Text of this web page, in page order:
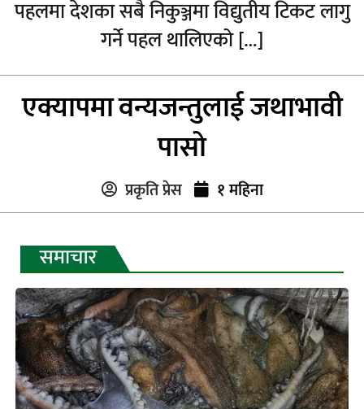
पहलमा देशका सबै निकुञ्जमा विद्युतीय टिकट लागु
गर्ने पहल थालिएको […]
एक्यापमा वन्यजन्तुलाई जथाभावी
पासो
प्रकृति प्रेस १ महिना